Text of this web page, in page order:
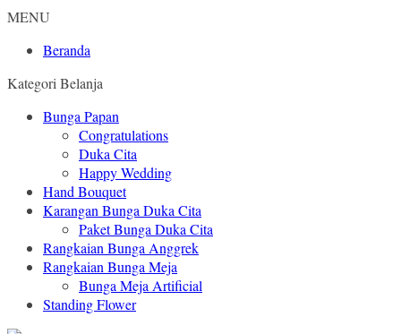
MENU
Beranda
Kategori Belanja
Bunga Papan
Congratulations
Duka Cita
Happy Wedding
Hand Bouquet
Karangan Bunga Duka Cita
Paket Bunga Duka Cita
Rangkaian Bunga Anggrek
Rangkaian Bunga Meja
Bunga Meja Artificial
Standing Flower